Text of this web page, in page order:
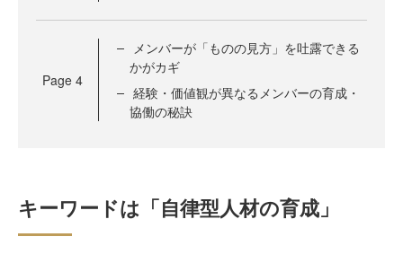
Page 4
メンバーが「ものの見方」を吐露できる
かがカギ
経験・価値観が異なるメンバーの育成・
協働の秘訣
キーワードは「自律型人材の育成」